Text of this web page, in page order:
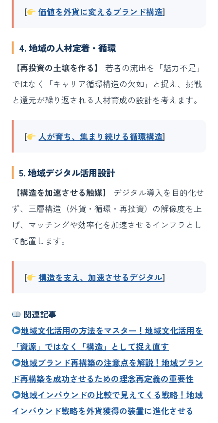
[ 価値を外貨に変えるブランド構造]
4. 地域の人材定着・循環
【再投資の土壌を作る】
若者の流出を「魅力不足」
ではなく「キャリア循環構造の欠如」と捉え、挑戦
と還元が繰り返される人材育成の設計を考えます。
[ 人が育ち、集まり続ける循環構造]
5. 地域デジタル活用設計
【構造を加速させる触媒】
デジタル導入を目的化せ
ず、三層構造（外貨・循環・再投資）の解像度を上
げ、マッチングや効率化を加速させるインフラとし
て配置します。
[ 構造を支え、加速させるデジタル]
関連記事
地域文化活用の方法をマスター！地域文化活用を
「資源」ではなく「構造」として捉え直す
地域ブランド再構築の注意点を解説！地域ブラン
ド再構築を成功させるための理念再定義の重要性
地域インバウンドの比較で見えてくる戦略！地域
インバウンド戦略を外貨獲得の装置に進化させる